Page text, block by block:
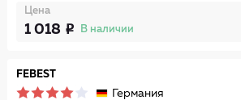
Цена
1 018 В наличии
FEBEST
Германия